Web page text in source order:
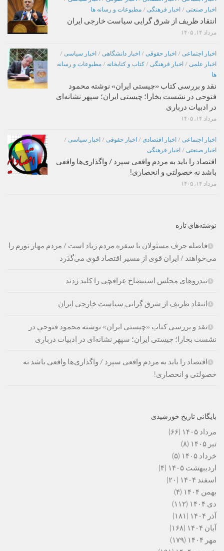
اخبار صنعتی / اخبار فرهنگی / مطبوعات و رسانه ها
انتقاد ظریف از شرق گرایی سیاست خارجی ایران
مرداد ۱۴, ۱۴۰۵
اخبار اجتماعی / اخبار حقوقی / اخبار دانشگاهی / اخبار سیاسی /
اخبار علمی / اخبار فرهنگی / کتاب و کتابخانه / مطبوعات و رسانه
ها
نقد و بررسی کتاب «چیستی ایران» نوشته محمود
فتوحی در نشست بخارا؛ چیستی ایران؛ سپهر نشانه‌ای
در ادبیات درباری
مرداد ۱۴, ۱۴۰۵
اخبار اجتماعی / اخبار اقتصادی / اخبار حقوقی / اخبار سیاسی /
اخبار صنعتی / اخبار فرهنگی
اقتصاد را باید به مردم واقعی سپرد / واگذاری‌ها واقعی
باشد نه خصولتی و انحصاری!
مرداد ۱۴, ۱۴۰۵
نوشته‌های تازه
فاصله حرف مسئولان با سفره مردم زیاد است / مردم مهار تورم را
می‌خواهند / ایران قوی از مسیر اقتصاد قوی می‌گذرد
تندروهای مجلس استیضاح عراقچی را کلید زدند
انتقاد ظریف از شرق گرایی سیاست خارجی ایران
نقد و بررسی کتاب «چیستی ایران» نوشته محمود فتوحی در
نشست بخارا؛ چیستی ایران؛ سپهر نشانه‌ای در ادبیات درباری
اقتصاد را باید به مردم واقعی سپرد / واگذاری‌ها واقعی باشد نه
خصولتی و انحصاری!
بایگانی تاریخ خورشیدی
مرداد ۱۴۰۵
(۶۶)
تیر ۱۴۰۵
(۸)
خرداد ۱۴۰۵
(۵)
اردیبهشت ۱۴۰۵
(۴)
اسفند ۱۴۰۴
(۲۰)
بهمن ۱۴۰۴
(۴)
دی ۱۴۰۴
(۱۱۲)
آذر ۱۴۰۴
(۱۸۱)
آبان ۱۴۰۴
(۱۶۸)
مهر ۱۴۰۴
(۱۷۹)